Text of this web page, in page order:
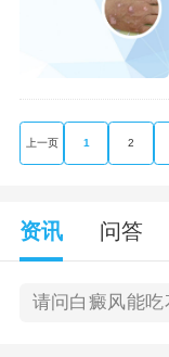
上一页 1 2
资讯 问答
请问白癜风能吃